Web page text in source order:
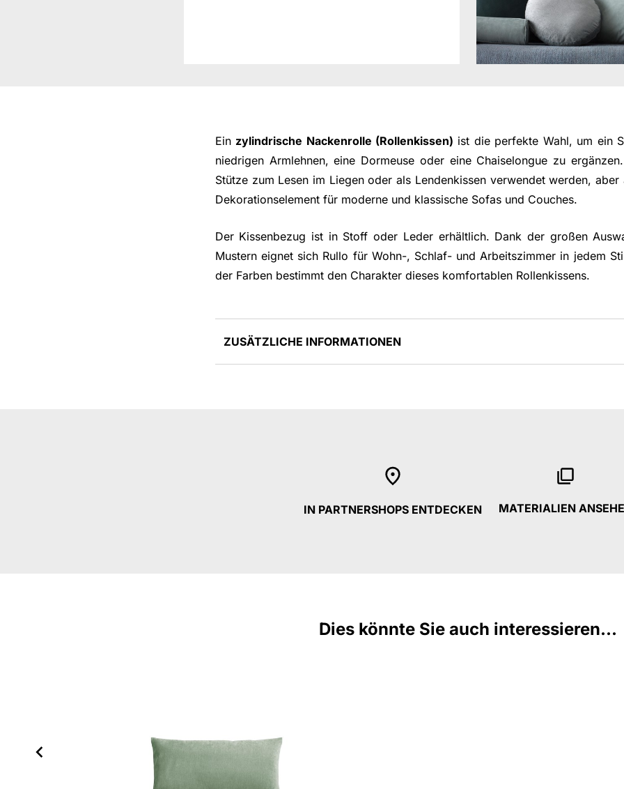
Ein zylindrische Nackenrolle (Rollenkissen) ist die perfekte Wahl, um ein
niedrigen Armlehnen, eine Dormeuse oder eine Chaiselongue zu
Stütze zum Lesen im Liegen oder als Lendenkissen verwendet werden, aber
Dekorationselement für moderne und klassische Sofas und Couches.
Der Kissenbezug ist in Stoff oder Leder erhältlich. Dank der großen
Mustern eignet sich Rullo für Wohn-, Schlaf- und Arbeitszimmer in jedem
der Farben bestimmt den Charakter dieses komfortablen Rollenkissens.
ZUSÄTZLICHE INFORMATIONEN
IN PARTNERSHOPS ENTDECKEN MATERIALIEN
Dies könnte Sie auch interessieren...